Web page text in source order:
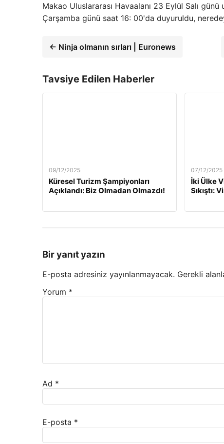
Makao Uluslararası Havaalanı 23 Eylül Salı
Çarşamba günü saat 16: 00'da duyuruldu,
← Ninja olmanın sırları | Euronews
Tavsiye Edilen Haberler
09/12/2025
Küresel Turizm Şampiyonları
Açıklandı: Biz Olmadan Olmazdı!
07/12/2025
İki Ülke
Sıkıştı:
Bir yanıt yazın
E-posta adresiniz yayınlanmayacak. Gerekli
Yorum *
Ad *
E-posta *